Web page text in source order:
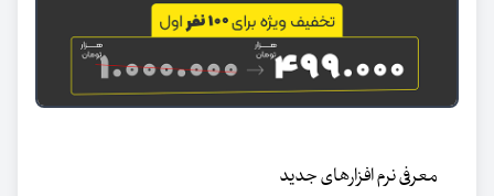
معرفی نرم افزارهای جدید